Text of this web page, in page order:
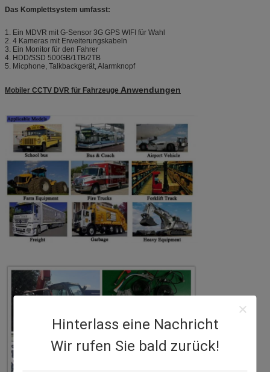
Hinterlass eine Nachricht
Wir rufen Sie bald zurück!
Das Komplettsystem umfasst:
1. Ein MDVR mit G-Sensor 3G GPS WIFI für Wahl
2. 4 Kameras mit Erweiterungskabeln
3. Ein Monitor für den Fahrer
4. HDD/SSD 500GB/1TB/2TB
5. Micphone, Talkbackgerät, Alarmknopf
Mobiler CCTV DVR für Fahrzeuge Anwendungen